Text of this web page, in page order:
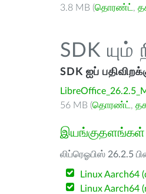
3.8 MB (தொரண்ட் ,
SDK யும்
SDK ஐப்
56 MB (தொரண்ட் ,
இயங்குதளங்கள்
லிப்ரெஓபிஸ் 26.2.5
Linux Aarch64
Linux Aarch64